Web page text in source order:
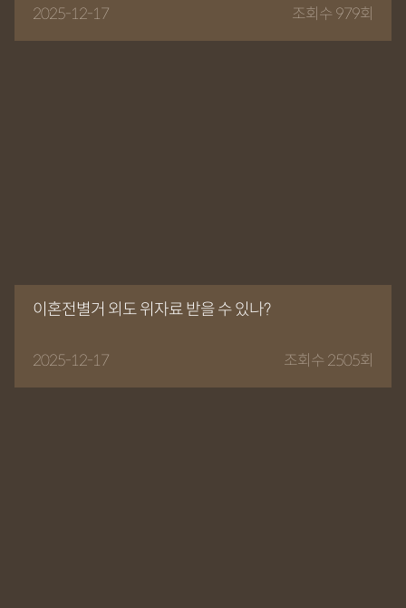
2025-12-17 조회수 979회
이혼전별거 외도 위자료 받을 수 있나?
2025-12-17 조회수 2505회